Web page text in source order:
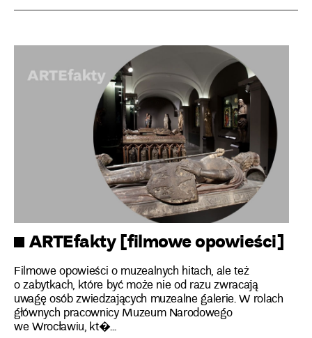
ARTEfakty [filmowe opowieści]
Filmowe opowieści o muzealnych hitach, ale też
o zabytkach, które być może nie od razu zwracają
uwagę osób zwiedzających muzealne galerie. W rolach
głównych pracownicy Muzeum Narodowego
we Wrocławiu, kt�...